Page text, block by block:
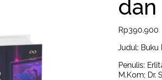
Rp390.900
Judul:
Penulis:
M.Kom; Dr.